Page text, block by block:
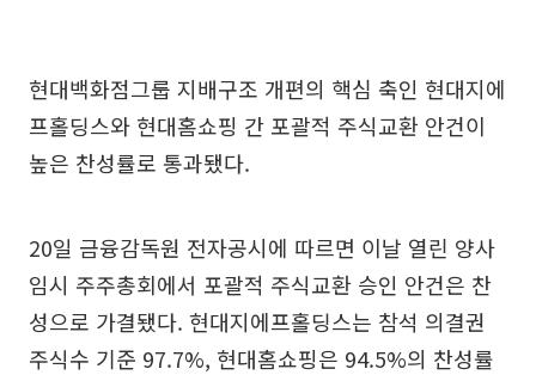
현대백화점그룹 지배구조 개편의 핵심 축인 현대지에
프홀딩스와 현대홈쇼핑 간 포괄적 주식교환 안건이
높은 찬성률로 통과됐다.
20일 금융감독원 전자공시에 따르면 이날 열린 양사
임시 주주총회에서 포괄적 주식교환 승인 안건은 찬
성으로 가결됐다. 현대지에프홀딩스는 참석 의결권
주식수 기준 97.7%, 현대홈쇼핑은 94.5%의 찬성률